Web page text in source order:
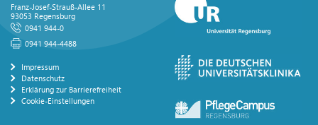
Franz-Josef-Strauß-Allee 11
93053 Regensburg
0941 944-0
0941 944-4488
Impressum
Datenschutz
Erklärung zur Barrierefreiheit
Cookie-Einstellungen